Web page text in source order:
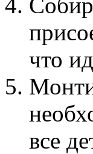
что
все